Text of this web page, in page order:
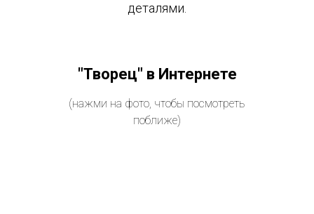
деталями.
"Творец" в Интернете
(нажми на фото, чтобы посмотреть
поближе)